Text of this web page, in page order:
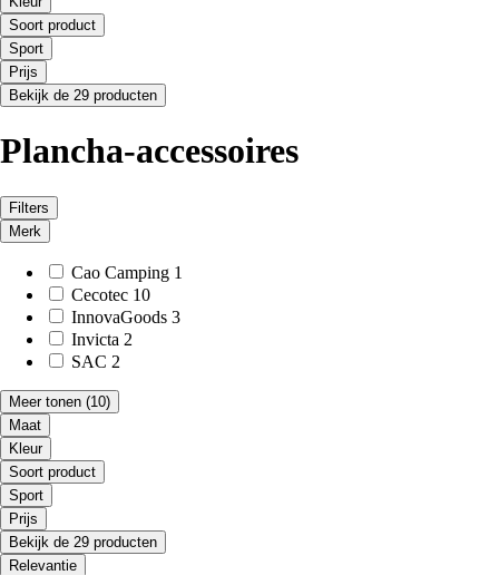
Soort product
Sport
Prijs
Bekijk de 29 producten
Plancha-accessoires
Filters
Merk
Cao Camping 1
Cecotec 10
InnovaGoods 3
Invicta 2
SAC 2
Meer tonen (10)
Maat
Kleur
Soort product
Sport
Prijs
Bekijk de 29 producten
Relevantie